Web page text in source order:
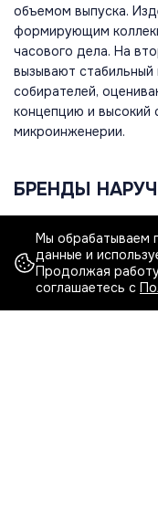
объемом выпуска.
формирующим
часового дела. На
вызывают
собирателей,
концепцию и высокий
микроинженерии.
БРЕНДЫ
Все бренды A
A. Lange & Sohne
Мы обрабатываем
данные и
Продолжая
соглашаетесь с